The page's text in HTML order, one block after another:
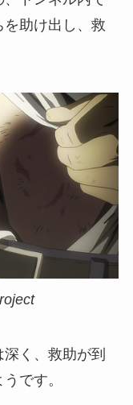
助け出し、救
く、救助が到
です。